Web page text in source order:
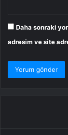
Daha sonraki
adresim ve site